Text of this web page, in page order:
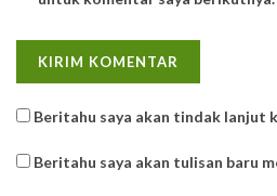
Beritahu saya akan tindak lanjut
Beritahu saya akan tulisan baru